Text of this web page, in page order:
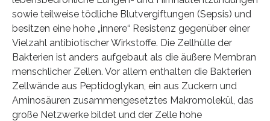
sowie teilweise tödliche Blutvergiftungen (Sepsis) und
besitzen eine hohe „innere“ Resistenz gegenüber einer
Vielzahl antibiotischer Wirkstoffe. Die Zellhülle der
Bakterien ist anders aufgebaut als die äußere Membran
menschlicher Zellen. Vor allem enthalten die Bakterien
Zellwände aus Peptidoglykan, ein aus Zuckern und
Aminosäuren zusammengesetztes Makromolekül, das
große Netzwerke bildet und der Zelle hohe